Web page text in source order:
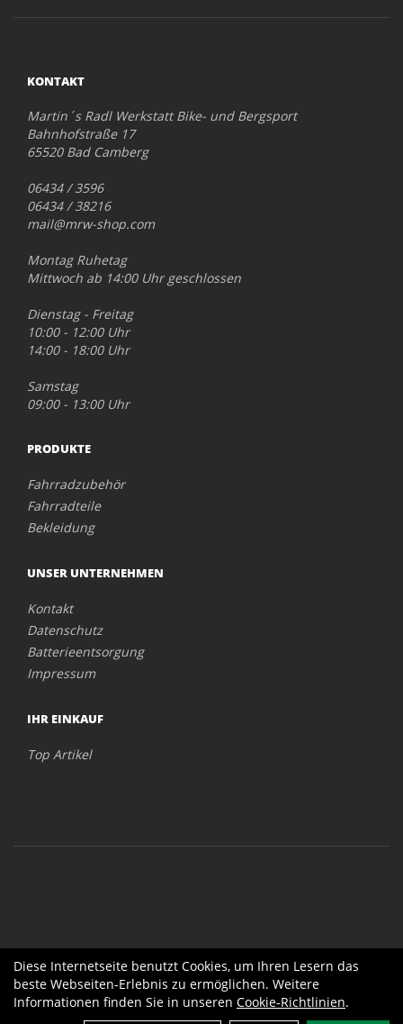
KONTAKT
Martin´s Radl Werkstatt Bike- und Bergsport
Bahnhofstraße 17
65520 Bad Camberg
06434 / 3596
06434 / 38216
mail@mrw-shop.com
Montag Ruhetag
Mittwoch ab 14:00 Uhr geschlossen
Dienstag - Freitag
10:00 - 12:00 Uhr
14:00 - 18:00 Uhr
Samstag
09:00 - 13:00 Uhr
PRODUKTE
Fahrradzubehör
Fahrradteile
Bekleidung
UNSER UNTERNEHMEN
Kontakt
Datenschutz
Batterieentsorgung
Impressum
IHR EINKAUF
Top Artikel
Diese Internetseite benutzt Cookies, um Ihren Lesern das
beste Webseiten-Erlebnis zu ermöglichen. Weitere
Informationen finden Sie in unseren Cookie-Richtlinien.